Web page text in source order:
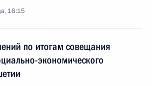
16:15
по итогам совещания
экономического